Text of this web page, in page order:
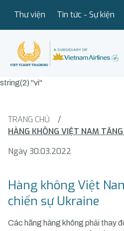
Thư viện Tin tức - Sự kiện
string(2) "vi"
TRANG CHỦ
/
Ngày 30.03.2022
Hàng không Việt
chiến sự Ukraine
Các hãng hàng không phải thay